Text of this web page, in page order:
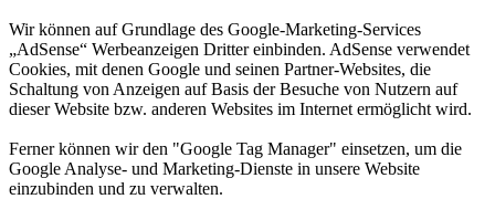
Wir können auf Grundlage des Google-Marketing-Services
„AdSense“ Werbeanzeigen Dritter einbinden. AdSense verwendet
Cookies, mit denen Google und seinen Partner-Websites, die
Schaltung von Anzeigen auf Basis der Besuche von Nutzern auf
dieser Website bzw. anderen Websites im Internet ermöglicht wird.
Ferner können wir den "Google Tag Manager" einsetzen, um die
Google Analyse- und Marketing-Dienste in unsere Website
einzubinden und zu verwalten.